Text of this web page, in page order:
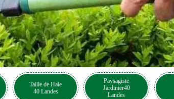
Taille de Haie
40 Landes
Paysagiste
Jardinier40
Landes